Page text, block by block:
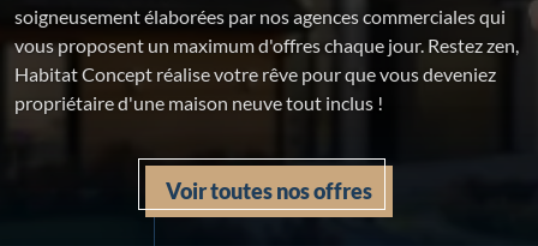
soigneusement élaborées par nos agences commerciales qui
vous proposent un maximum d'offres chaque jour. Restez zen,
Habitat Concept réalise votre rêve pour que vous deveniez
propriétaire d'une maison neuve tout inclus !
Voir toutes nos offres